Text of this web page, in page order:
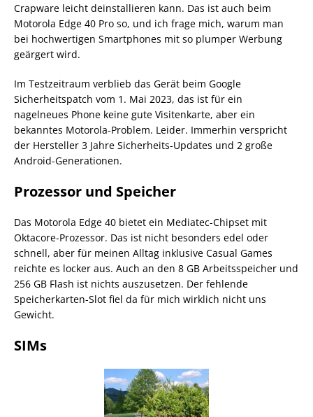
Crapware leicht deinstallieren kann. Das ist auch beim
Motorola Edge 40 Pro so, und ich frage mich, warum man
bei hochwertigen Smartphones mit so plumper Werbung
geärgert wird.
Im Testzeitraum verblieb das Gerät beim Google
Sicherheitspatch vom 1. Mai 2023, das ist für ein
nagelneues Phone keine gute Visitenkarte, aber ein
bekanntes Motorola-Problem. Leider. Immerhin verspricht
der Hersteller 3 Jahre Sicherheits-Updates und 2 große
Android-Generationen.
Prozessor und Speicher
Das Motorola Edge 40 bietet ein Mediatec-Chipset mit
Oktacore-Prozessor. Das ist nicht besonders edel oder
schnell, aber für meinen Alltag inklusive Casual Games
reichte es locker aus. Auch an den 8 GB Arbeitsspeicher und
256 GB Flash ist nichts auszusetzen. Der fehlende
Speicherkarten-Slot fiel da für mich wirklich nicht uns
Gewicht.
SIMs